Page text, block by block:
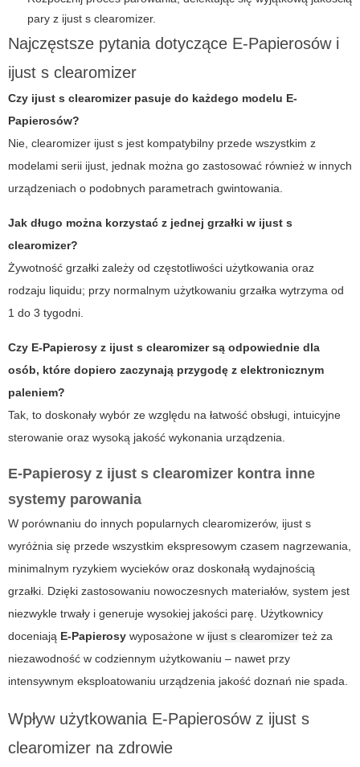
pary z ijust s clearomizer.
Najczęstsze pytania dotyczące E-Papierosów i
ijust s clearomizer
Czy ijust s clearomizer pasuje do każdego modelu E-
Papierosów?
Nie, clearomizer ijust s jest kompatybilny przede wszystkim z
modelami serii ijust, jednak można go zastosować również w innych
urządzeniach o podobnych parametrach gwintowania.
Jak długo można korzystać z jednej grzałki w ijust s
clearomizer?
Żywotność grzałki zależy od częstotliwości użytkowania oraz
rodzaju liquidu; przy normalnym użytkowaniu grzałka wytrzyma od
1 do 3 tygodni.
Czy E-Papierosy z ijust s clearomizer są odpowiednie dla
osób, które dopiero zaczynają przygodę z elektronicznym
paleniem?
Tak, to doskonały wybór ze względu na łatwość obsługi, intuicyjne
sterowanie oraz wysoką jakość wykonania urządzenia.
E-Papierosy z ijust s clearomizer kontra inne
systemy parowania
W porównaniu do innych popularnych clearomizerów, ijust s
wyróżnia się przede wszystkim ekspresowym czasem nagrzewania,
minimalnym ryzykiem wycieków oraz doskonałą wydajnością
grzałki. Dzięki zastosowaniu nowoczesnych materiałów, system jest
niezwykle trwały i generuje wysokiej jakości parę. Użytkownicy
doceniają E-Papierosy wyposażone w ijust s clearomizer też za
niezawodność w codziennym użytkowaniu – nawet przy
intensywnym eksploatowaniu urządzenia jakość doznań nie spada.
Wpływ użytkowania E-Papierosów z ijust s
clearomizer na zdrowie